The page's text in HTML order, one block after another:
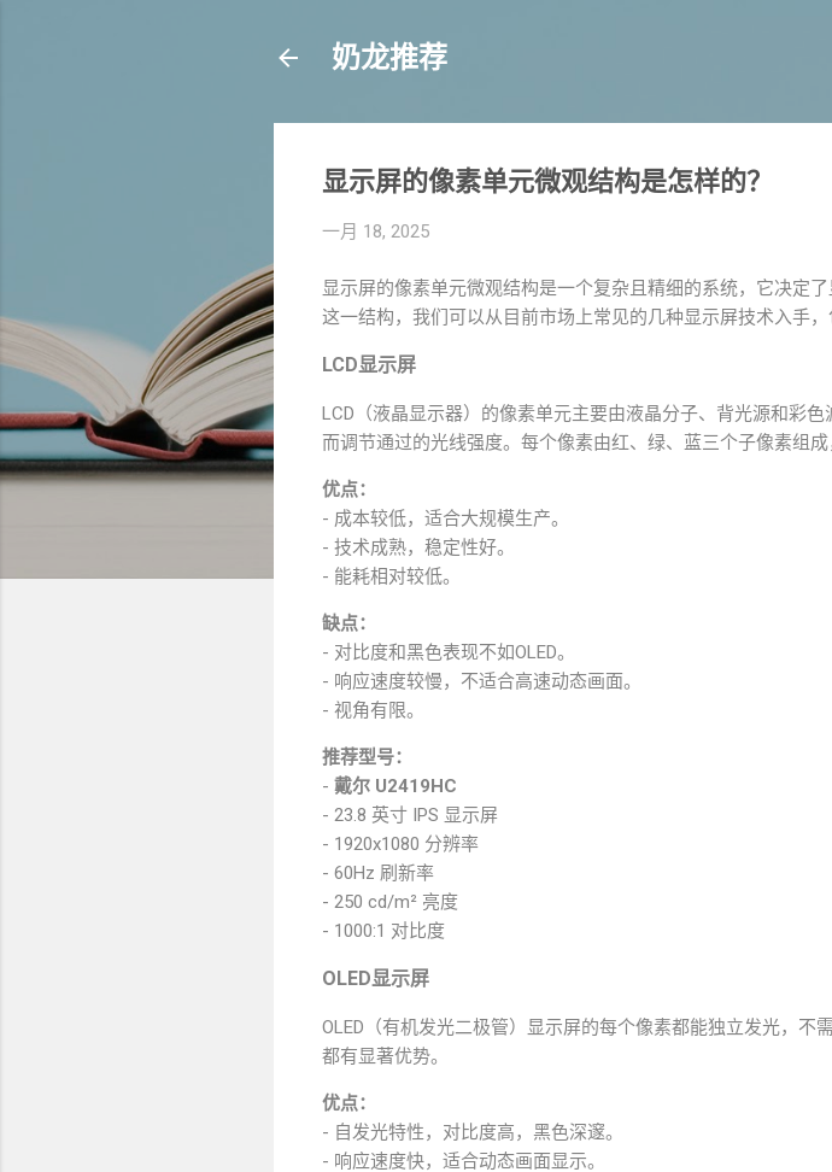
奶龙推荐
显示屏的像素单元微观结构是怎样的？
一月 18, 2025
显示屏的像素单元微观结构是一个复杂且精细的系统，它决定
这一结构，我们可以从目前市场上常见的几种显示屏技术入手，
LCD显示屏
LCD（液晶显示器）的像素单元主要由液晶分子、背光源和彩
而调节通过的光线强度。每个像素由红、绿、蓝三个子像素组
优点：
- 成本较低，适合大规模生产。
- 技术成熟，稳定性好。
- 能耗相对较低。
缺点：
- 对比度和黑色表现不如OLED。
- 响应速度较慢，不适合高速动态画面。
- 视角有限。
推荐型号：
- 戴尔 U2419HC
- 23.8 英寸 IPS 显示屏
- 1920x1080 分辨率
- 60Hz 刷新率
- 250 cd/m² 亮度
- 1000:1 对比度
OLED显示屏
OLED（有机发光二极管）显示屏的每个像素都能独立发光，不
都有显著优势。
优点：
- 自发光特性，对比度高，黑色深邃。
- 响应速度快，适合动态画面显示。